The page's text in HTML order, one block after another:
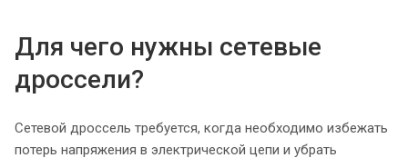
Для чего нужны сетевые
дроссели?
Сетевой дроссель требуется, когда необходимо избежать
потерь напряжения в электрической цепи и убрать